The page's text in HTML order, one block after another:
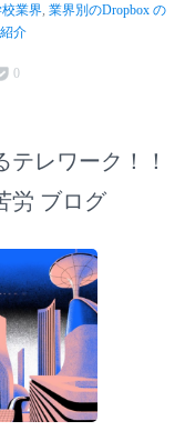
業界 業界別のDropbox の
介
0
テレワーク！！
労 ブログ